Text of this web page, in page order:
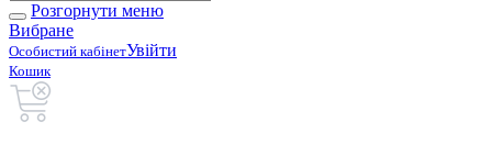
Розгорнути меню
Вибране
Особистий кабінетУвійти
Кошик